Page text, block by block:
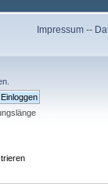
Impressum--